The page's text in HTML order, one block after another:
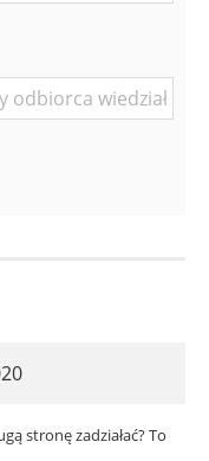
stronę zadziałać? To